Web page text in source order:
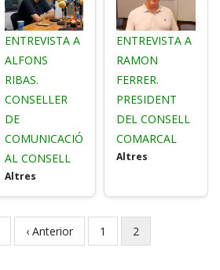
ENTREVISTA A
ALFONS
RIBAS.
CONSELLER
DE
COMUNICACIÓ
AL CONSELL
Altres
ENTREVISTA A
RAMON
FERRER.
PRESIDENT
DEL CONSELL
COMARCAL
Altres
Previous
‹ Anterior Page
1
Current
2